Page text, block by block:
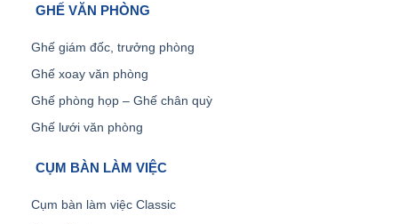
GHẾ VĂN PHÒNG
Ghế giám đốc, trưởng phòng
Ghế xoay văn phòng
Ghế phòng họp – Ghế chân quỳ
Ghế lưới văn phòng
CỤM BÀN LÀM VIỆC
Cụm bàn làm việc Classic